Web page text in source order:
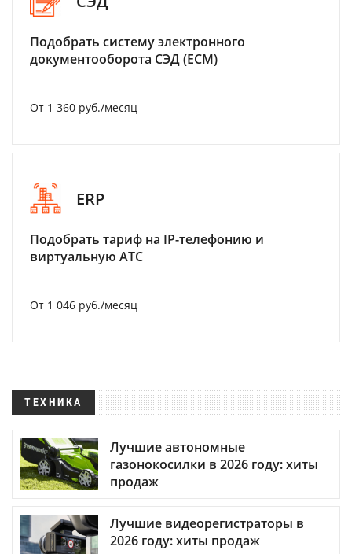
Подобрать систему электронного
документооборота СЭД (ECM)
От 1 360 руб./месяц
ERP
Подобрать тариф на IP-телефонию и
виртуальную АТС
От 1 046 руб./месяц
ТЕХНИКА
Лучшие автономные
газонокосилки в 2026 году: хиты
продаж
Лучшие видеорегистраторы в
2026 году: хиты продаж